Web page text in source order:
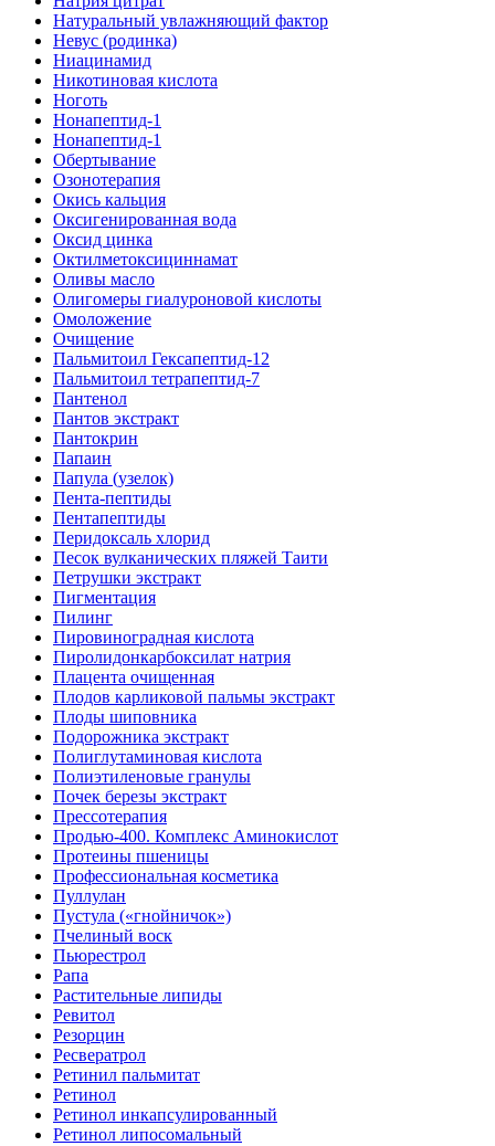
Натуральный увлажняющий фактор
Невус (родинка)
Ниацинамид
Никотиновая кислота
Ноготь
Нонапептид-1
Нонапептид-1
Обертывание
Озонотерапия
Окись кальция
Оксигенированная вода
Оксид цинка
Октилметоксициннамат
Оливы масло
Олигомеры гиалуроновой кислоты
Омоложение
Очищение
Пальмитоил Гексапептид-12
Пальмитоил тетрапептид-7
Пантенол
Пантов экстракт
Пантокрин
Папаин
Папула (узелок)
Пента-пептиды
Пентапептиды
Перидоксаль хлорид
Песок вулканических пляжей Таити
Петрушки экстракт
Пигментация
Пилинг
Пировиноградная кислота
Пиролидонкарбоксилат натрия
Плацента очищенная
Плодов карликовой пальмы экстракт
Плоды шиповника
Подорожника экстракт
Полиглутаминовая кислота
Полиэтиленовые гранулы
Почек березы экстракт
Прессотерапия
Продью-400. Комплекс Аминокислот
Протеины пшеницы
Профессиональная косметика
Пуллулан
Пустула («гнойничок»)
Пчелиный воск
Пьюрестрол
Рапа
Растительные липиды
Ревитол
Резорцин
Ресвератрол
Ретинил пальмитат
Ретинол
Ретинол инкапсулированный
Ретинол липосомальный